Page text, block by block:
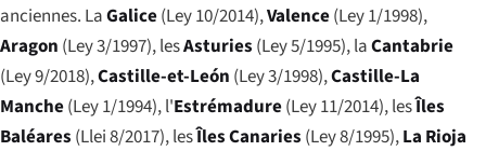
anciennes. LaGalice(Ley 10/2014),Valence(Ley 1/1998),
Aragon (Ley 3/1997), lesAsturies (Ley 5/1995), laCantabrie
(Ley 9/2018),Castille-et-León (Ley 3/1998),Castille-La
Manche(Ley 1/1994), l'Estrémadure(Ley 11/2014), lesÎles
Baléares (Llei 8/2017), lesÎles Canaries (Ley 8/1995),La Rioja